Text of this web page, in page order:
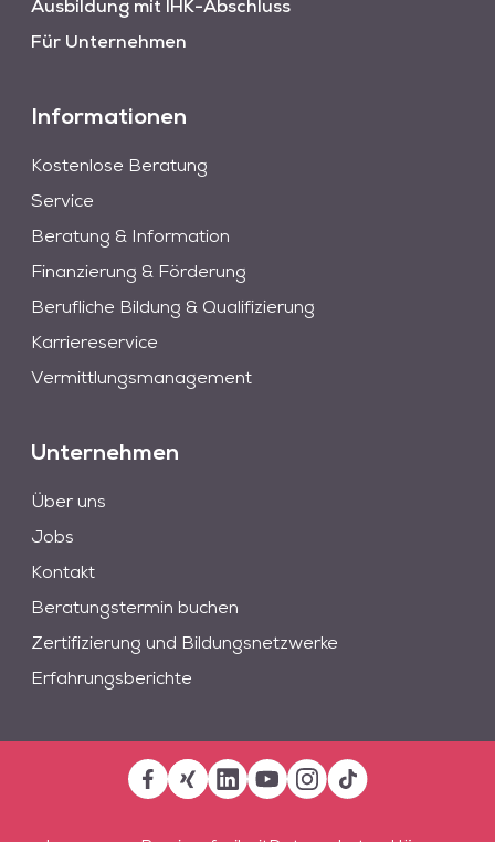
Ausbildung mit IHK-Abschluss
Für Unternehmen
Informationen
Kostenlose Beratung
Service
Beratung & Information
Finanzierung & Förderung
Berufliche Bildung & Qualifizierung
Karriereservice
Vermittlungsmanagement
Unternehmen
Über uns
Jobs
Kontakt
Beratungstermin buchen
Zertifizierung und Bildungsnetzwerke
Erfahrungsberichte